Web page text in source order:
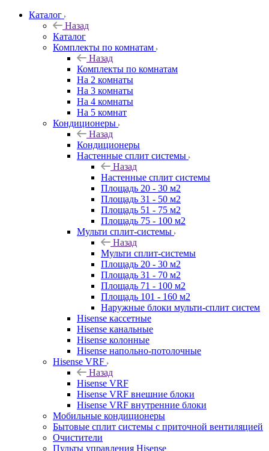
Каталог
Назад
Каталог
Комплекты по комнатам
Назад
Комплекты по комнатам
На 2 комнаты
На 3 комнаты
На 4 комнаты
На 5 комнат
Кондиционеры
Назад
Кондиционеры
Настенные сплит системы
Назад
Настенные сплит системы
Площадь 20 - 30 м2
Площадь 31 - 50 м2
Площадь 51 - 75 м2
Площадь 75 - 100 м2
Мульти сплит-системы
Назад
Мульти сплит-системы
Площадь 20 - 30 м2
Площадь 31 - 70 м2
Площадь 71 - 100 м2
Площадь 101 - 160 м2
Наружные блоки мульти-сплит систем
Hisense кассетные
Hisense канальные
Hisense колонные
Hisense напольно-потолочные
Hisense VRF
Назад
Hisense VRF
Hisense VRF внешние блоки
Hisense VRF внутренние блоки
Мобильные кондиционеры
Бытовые сплит системы с приточной вентиляцией
Очистители
Пульты управления Hisense